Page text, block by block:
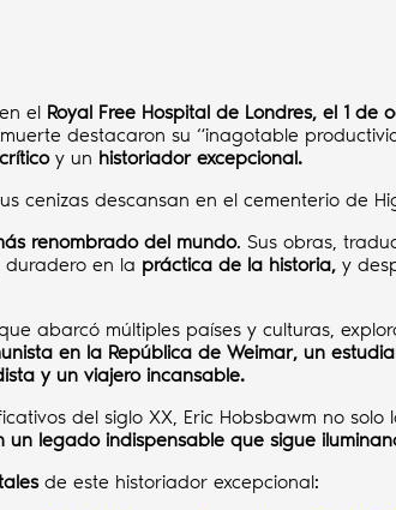
el Royal Free Hospital de Londres, el 1 de
destacaron su “inagotable
y un historiador excepcional.
cenizas descansan en el cementerio de
renombrado del mundo. Sus obras,
duradero en la práctica de la historia, y
abarcó múltiples países y culturas,
en la República de Weimar, un
y un viajero incansable.
del siglo XX, Eric Hobsbawm no
legado indispensable que sigue
de este historiador excepcional: